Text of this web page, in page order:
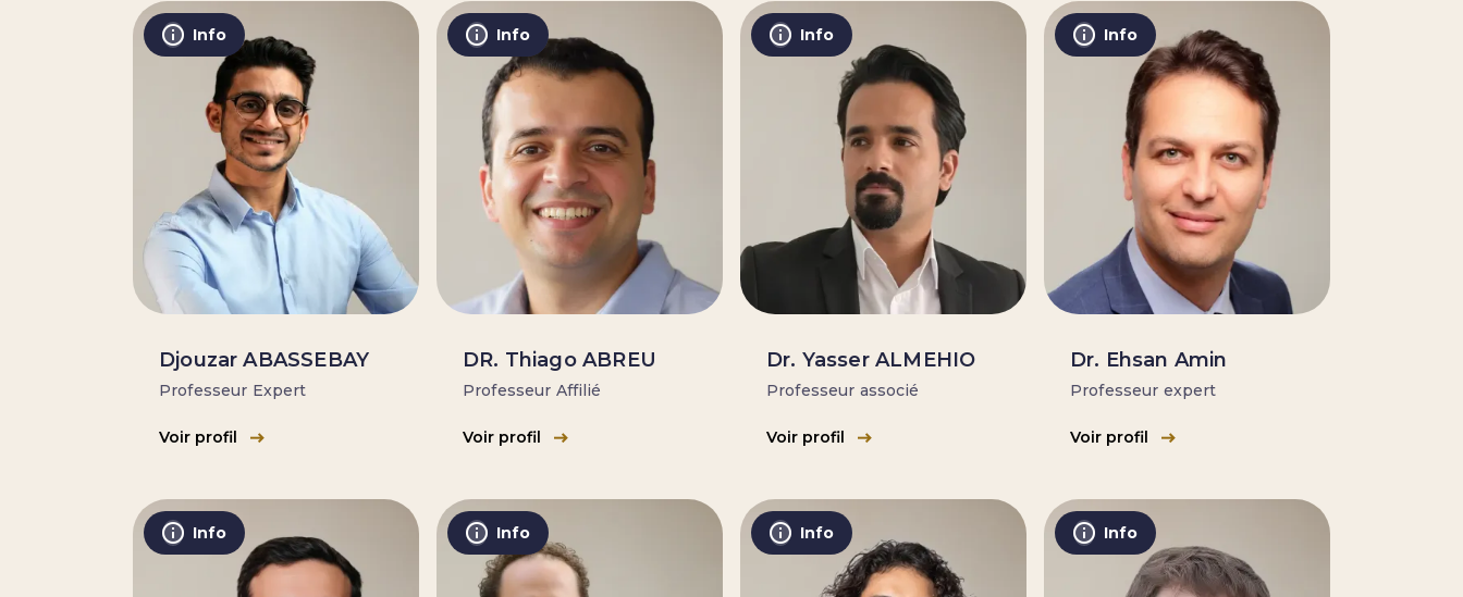
Info
Djouzar ABASSEBAY
Professeur Expert
Voir profil
Info
DR. Thiago ABREU
Professeur Affilié
Voir profil
Info
Dr. Yasser ALMEHIO
Professeur associé
Voir profil
Info
Dr. Ehsan Amin
Professeur expert
Voir profil
Info Info Info Info